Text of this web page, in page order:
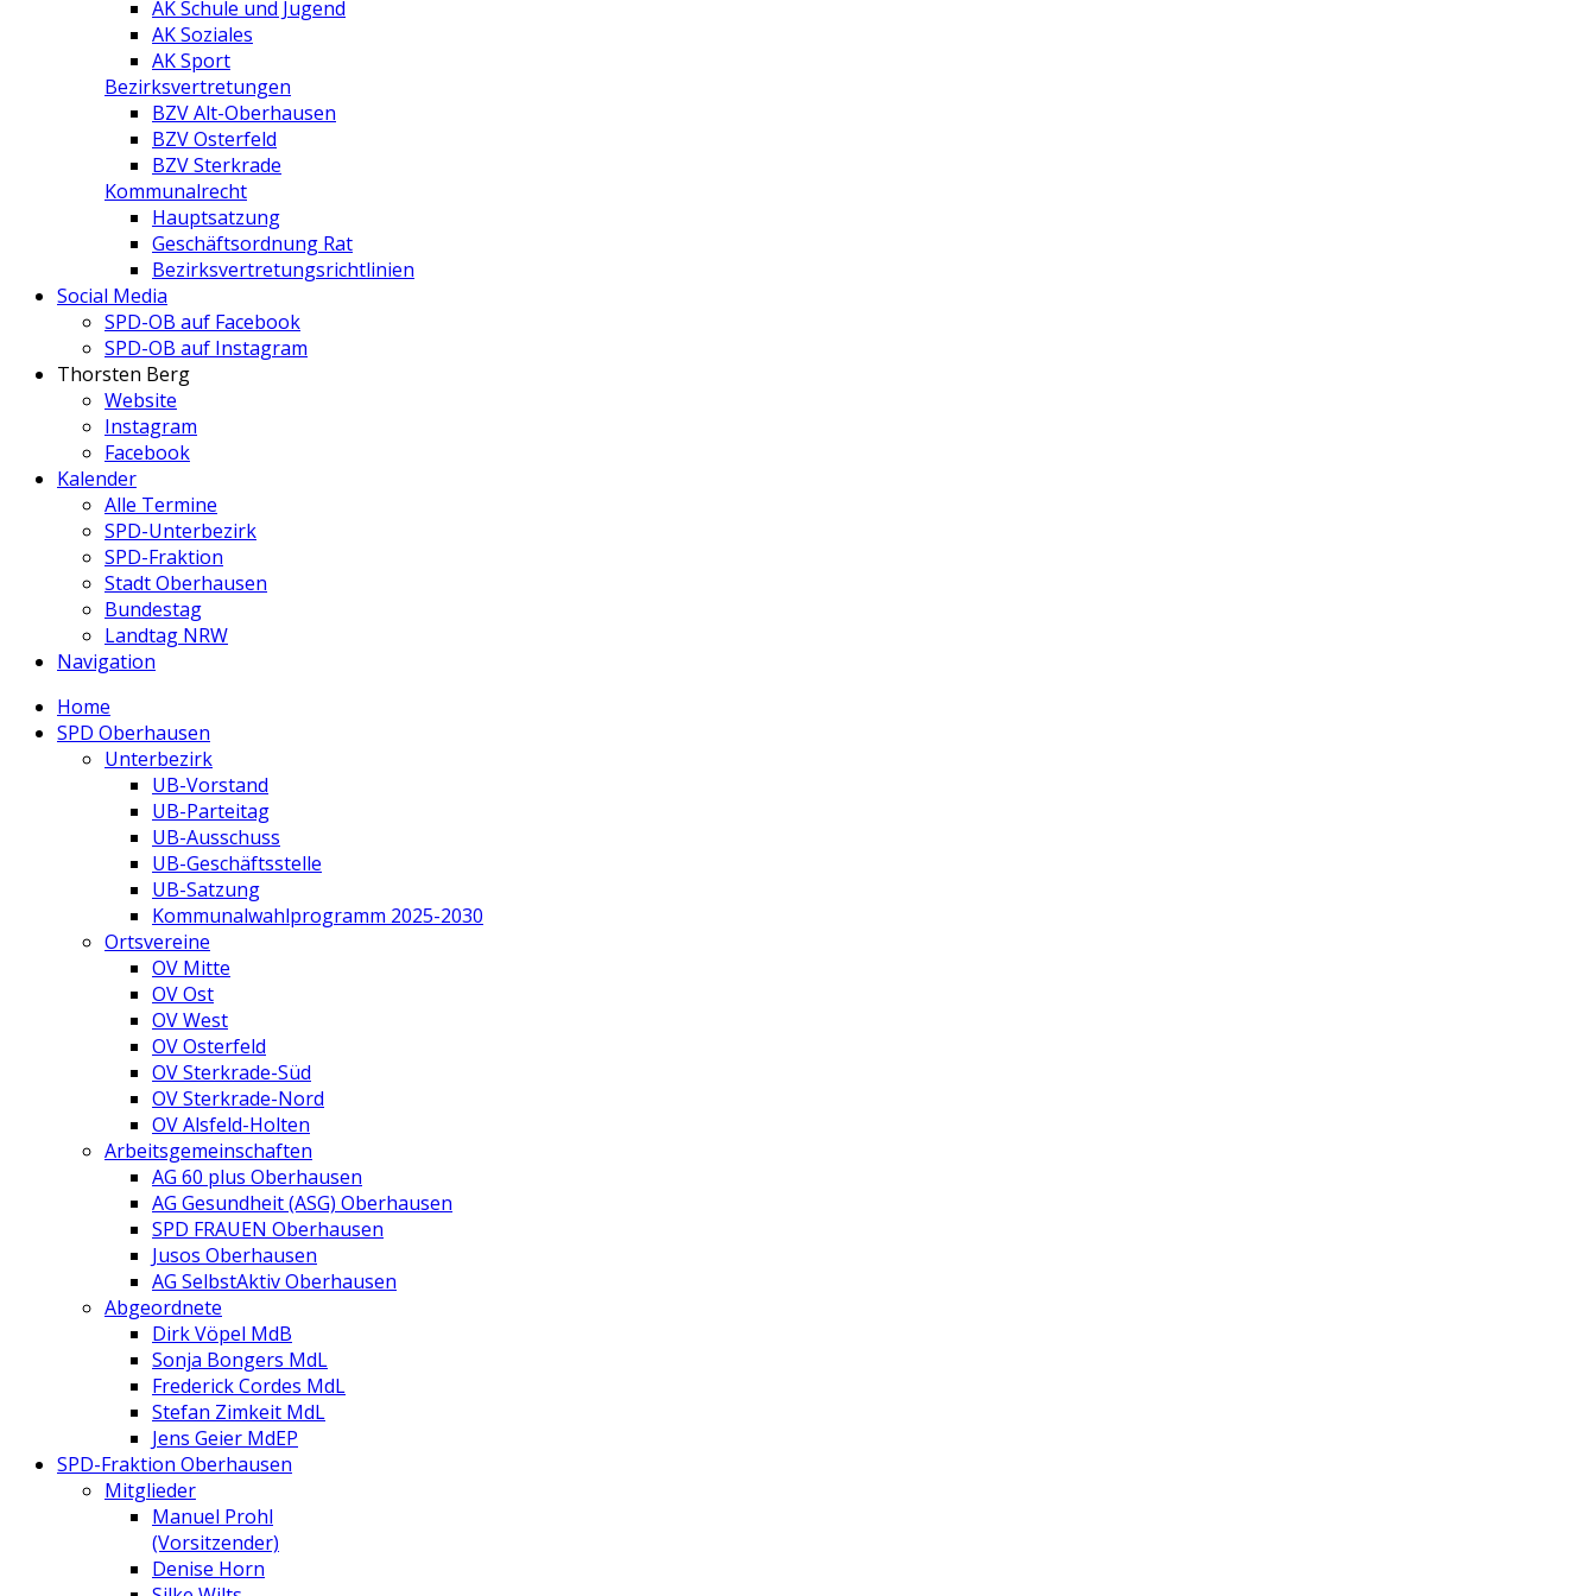
AK Schule und Jugend
AK Soziales
AK Sport
Bezirksvertretungen
BZV Alt-Oberhausen
BZV Osterfeld
BZV Sterkrade
Kommunalrecht
Hauptsatzung
Geschäftsordnung Rat
Bezirksvertretungs­richtlinien
Social Media
SPD-OB auf Facebook
SPD-OB auf Instagram
Thorsten Berg
Website
Instagram
Facebook
Kalender
Alle Termine
SPD-Unterbezirk
SPD-Fraktion
Stadt Oberhausen
Bundestag
Landtag NRW
Navigation
Home
SPD Oberhausen
Unterbezirk
UB-Vorstand
UB-Parteitag
UB-Ausschuss
UB-Geschäftsstelle
UB-Satzung
Kommunalwahlprogramm 2025-2030
Ortsvereine
OV Mitte
OV Ost
OV West
OV Osterfeld
OV Sterkrade-Süd
OV Sterkrade-Nord
OV Alsfeld-Holten
Arbeitsgemeinschaften
AG 60 plus Oberhausen
AG Gesundheit (ASG) Oberhausen
SPD FRAUEN Oberhausen
Jusos Oberhausen
AG SelbstAktiv Oberhausen
Abgeordnete
Dirk Vöpel MdB
Sonja Bongers MdL
Frederick Cordes MdL
Stefan Zimkeit MdL
Jens Geier MdEP
SPD-Fraktion Oberhausen
Mitglieder
Manuel Prohl
(Vorsitzender)
Denise Horn